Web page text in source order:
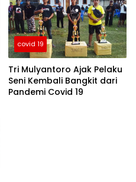
covid 19
Tri Mulyantoro Ajak Pelaku
Seni Kembali Bangkit dari
Pandemi Covid 19